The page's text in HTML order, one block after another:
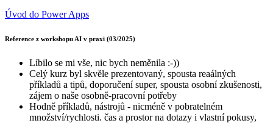
Úvod do Power Apps
Reference z workshopu AI v praxi (03/2025)
Líbilo se mi vše, nic bych neměnila :-))
Celý kurz byl skvěle prezentovaný, spousta reaálných
příkladů a tipů, doporučení super, spousta osobní zkušenosti,
zájem o naše osobně-pracovní potřeby
Hodně příkladů, nástrojů - nicméně v pobratelném
množství/rychlosti. čas a prostor na dotazy i vlastní pokusy,